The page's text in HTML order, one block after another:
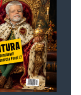
stránku pro budoucí